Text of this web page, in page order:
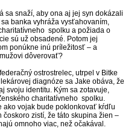
sa snaží, aby ona aj jej syn dokázali
banka vyhráža vysťahovaním,
spolku a požiada o
sú už obsadené. Potom jej
ponúkne inú príležitosť – a
dôverovať?
ostrostrelec, utrpel v Bitke
diagnóze sa Jake obáva, že
svoju identitu. Kým sa zotavuje,
charitatívneho spolku.
ako vojak bude poklonkovať kŕdľu
čoskoro zistí, že táto skupina žien –
omnoho viac, než očakával.